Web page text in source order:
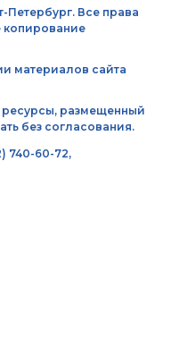
Все права
материалов сайта
ресурсы, размещенный
без согласования.
740-60-72,